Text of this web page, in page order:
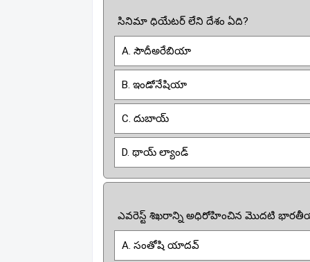
సినిమా ధియేటర్ లేని దేశం ఏది?
A. సౌదీఅరేబియా
B. ఇండోనేషియా
C. దుబాయ్
D. థాయ్ ల్యాండ్
ఎవరెస్ట్ శిఖరాన్ని అధిరోహించిన మొదటి
A. సంతోషి యాదవ్